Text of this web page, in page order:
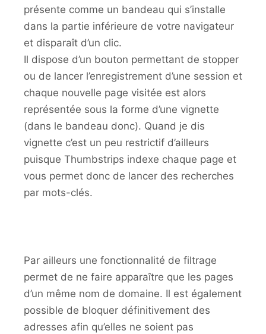
présente comme un bandeau qui s’installe
dans la partie inférieure de votre navigateur
et disparaît d’un clic.
Il dispose d’un bouton permettant de stopper
ou de lancer l’enregistrement d’une session et
chaque nouvelle page visitée est alors
représentée sous la forme d’une vignette
(dans le bandeau donc). Quand je dis
vignette c’est un peu restrictif d’ailleurs
puisque Thumbstrips indexe chaque page et
vous permet donc de lancer des recherches
par mots-clés.
Par ailleurs une fonctionnalité de filtrage
permet de ne faire apparaître que les pages
d’un même nom de domaine. Il est également
possible de bloquer définitivement des
adresses afin qu’elles ne soient pas